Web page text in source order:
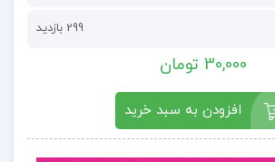
299 بازدید
30,000 تومان
افزودن به سبد خرید